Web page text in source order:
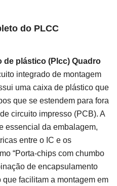
do PLCC
de plástico (Plcc) Quadro
integrado de montagem
uma caixa de plástico que
que se estendem para fora
circuito impresso (PCB). A
essencial da embalagem,
entre o IC e os
“Porta-chips com chumbo
de encapsulamento
facilitam a montagem em